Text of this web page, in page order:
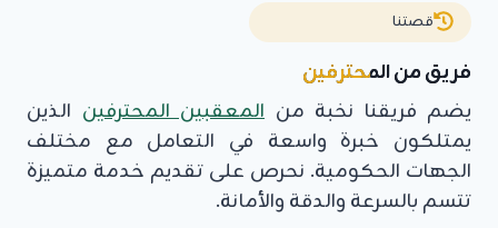
قصتنا
فريق من المحترفين
يضم فريقنا نخبة من المعقبين المحترفين الذين
يمتلكون خبرة واسعة في التعامل مع مختلف
الجهات الحكومية. نحرص على تقديم خدمة متميزة
تتسم بالسرعة والدقة والأمانة.